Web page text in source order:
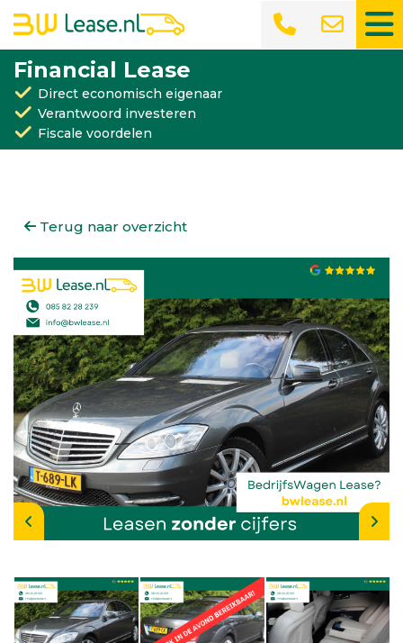
Financial Lease
Direct economisch eigenaar
Verantwoord investeren
Fiscale voordelen
Terug naar overzicht